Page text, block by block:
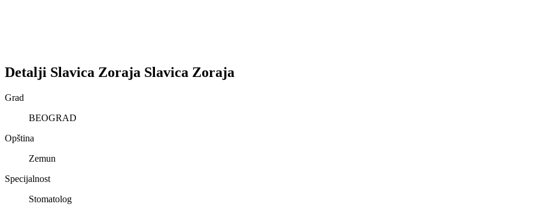
Detalji Slavica Zoraja Slavica Zoraja
Grad
BEOGRAD
Opština
Zemun
Specijalnost
Stomatolog